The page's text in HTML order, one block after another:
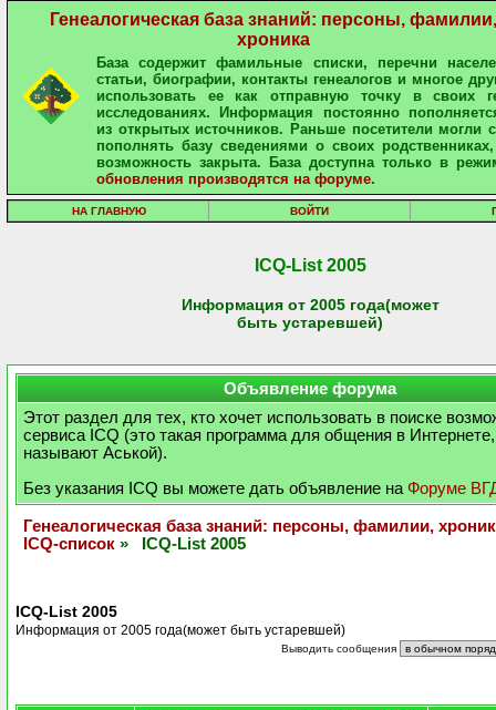
Генеалогическая база знаний: персоны, фамилии,
хроника
База содержит фамильные списки, перечни
статьи, биографии, контакты генеалогов и многое
использовать ее как отправную точку в своих
исследованиях. Информация постоянно
из открытых источников. Раньше посетители могли
пополнять базу сведениями о своих
возможность закрыта. База доступна только в
обновления производятся на форуме.
НА ГЛАВНУЮ ВОЙТИ
ICQ-List 2005
Информация от 2005 года(может
быть устаревшей)
Объявление форума
Этот раздел для тех, кто хочет использовать в поиске
сервиса ICQ (это такая программа для общения в
называют Аськой).
Без указания ICQ вы можете дать объявление на Форуме
Генеалогическая база знаний: персоны, фамилии,
ICQ-список » ICQ-List 2005
ICQ-List 2005
Информация от 2005 года(может быть устаревшей)
Выводить сообщения